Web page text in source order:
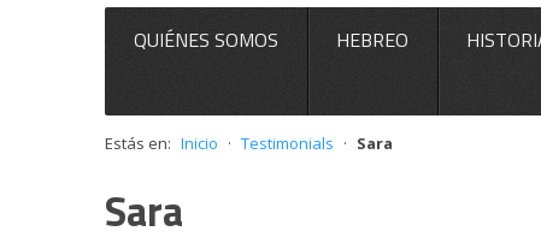
QUIÉNES SOMOS HEBREO
Estás en: Inicio · Testimonials · Sara
Sara